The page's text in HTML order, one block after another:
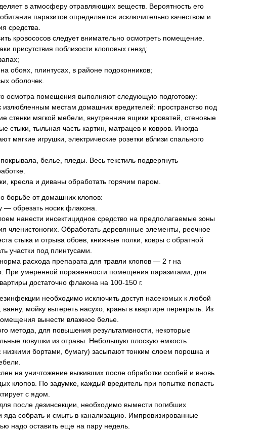
в атмосферу отравляющих веществ. Вероятность его
паразитов определяется исключительно качеством и
средства.
кровососов следует внимательно осмотреть помещение.
присутствия поблизости клоповых гнезд:
обоях, плинтусах, в районе подоконников;
оболочек.
осмотра помещения выполняют следующую подготовку:
излюбленным местам домашних вредителей: пространство под
стенки мягкой мебели, внутренние ящики кроватей, стеновые
стыки, тыльная часть картин, матрацев и ковров. Иногда
мягкие игрушки, электрические розетки вблизи спального
белье, пледы. Весь текстиль подвергнуть
кресла и диваны обработать горячим паром.
борьбе от домашних клопов:
— обрезать носик флакона.
нанести инсектицидное средство на предполагаемые зоны
членистоногих. Обработать деревянные элементы, реечное
стыка и отрыва обоев, книжные полки, ковры с обратной
участки под плинтусами.
расхода препарата для травли клопов — 2 г на
При умеренной пораженности помещения паразитами, для
достаточно флакона на 100-150 г.
необходимо исключить доступ насекомых к любой
ванну, мойку вытереть насухо, краны в квартире перекрыть. Из
вынести влажное белье.
метода, для повышения результативности, некоторые
ловушки из отравы. Небольшую плоскую емкость
бортами, бумагу) засыпают тонким слоем порошка и
на уничтожение выживших после обработки особей и вновь
клопов. По задумке, каждый вредитель при попытке попасть
с ядом.
после дезинсекции, необходимо вымести погибших
яда собрать и смыть в канализацию. Импровизированные
надо оставить еще на пару недель.